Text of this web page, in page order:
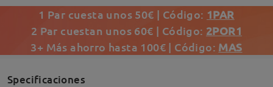
1 Par cuesta unos 50€ | Código: 1PAR
2 Par cuestan unos 60€ | Código: 2POR1
3+ Más ahorro hasta 100€ | Código: MAS
Specificaciones